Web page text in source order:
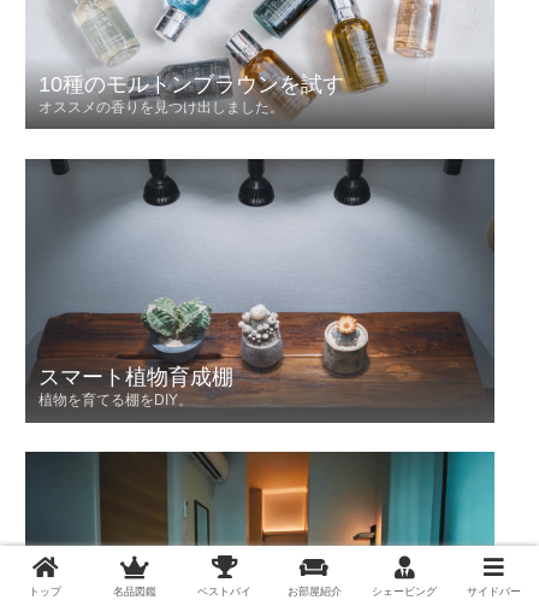
10種のモルトンブラウンを試す
オススメの香りを見つけ出しました。
スマート植物育成棚
植物を育てる棚をDIY。
トップ 名品図鑑 ベストバイ お部屋紹介 シェービング サイドバー